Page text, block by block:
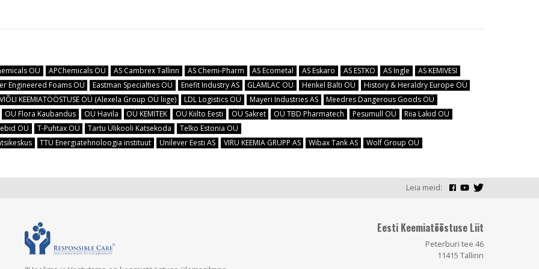
OÜ APChemicals OÜ AS Cambrex Tallinn AS Chemi-Pharm AS Ecometal AS Eskaro AS ESTKO AS Ingle
AS KEMIVESI
Engineered Foams OÜ Eastman Specialties OÜ Enefit Industry AS GLAMLAC OÜ Henkel Balti OÜ
History & Heraldry Europe OÜ
KEEMIATÖÖSTUSE OÜ (Alexela Group OÜ liige) LDL Logistics OÜ Mayeri Industries AS
Meedres Dangerous Goods OÜ
OÜ Flora Kaubandus OÜ Havila OÜ KEMITEK OÜ Kiilto Eesti OÜ Sakret OÜ TBD Pharmatech Pesumull OÜ
Riia Lakid OÜ
OÜ T-Puhtax OÜ Tartu Ülikooli Katsekoda
Telko Estonia OÜ
TTÜ Energiatehnoloogia instituut Unilever Eesti AS VIRU KEEMIA GRUPP AS Wibax Tank AS Wolf Group OÜ
Leia meid:
Eesti Keemiatööstuse Liit
Peterburi tee 46
11415 Tallinn